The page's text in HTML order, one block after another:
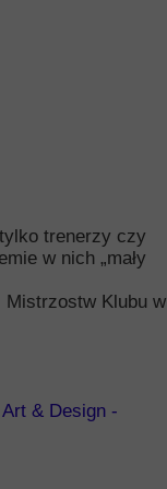
trenerzy czy
w nich „mały
Klubu w
& Design -